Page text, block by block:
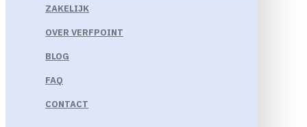
ZAKELIJK
OVER VERFPOINT
BLOG
FAQ
CONTACT